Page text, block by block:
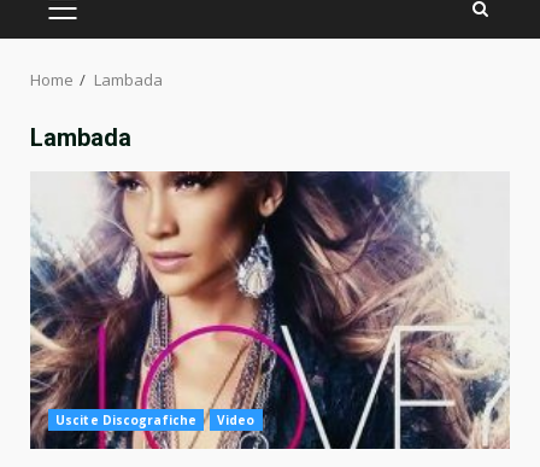
PRIMARY
Home Lambada
Lambada
Uscite Discografiche Video